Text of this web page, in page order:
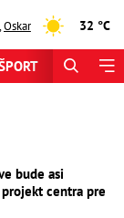
Oskar 32 °C
bude asi
centra pre